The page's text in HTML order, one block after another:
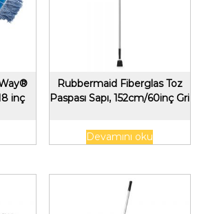
inç
Rubbermaid Fiberglas Toz
Paspası Sapı, 152cm/60inç Gri
Devamını oku